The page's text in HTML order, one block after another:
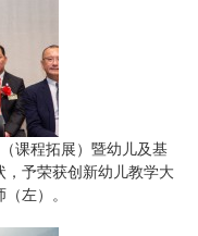
课程拓展）暨幼儿及基
予荣获创新幼儿教学大
左）。